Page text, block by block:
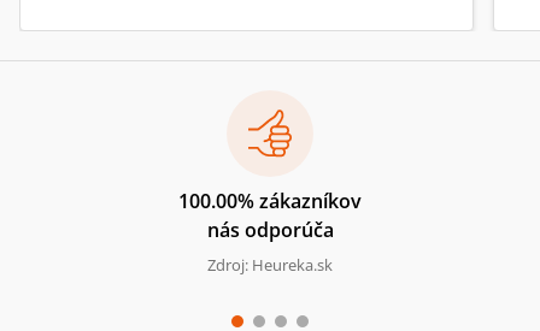
100.00% zákazníkov
nás odporúča
Zdroj: Heureka.sk